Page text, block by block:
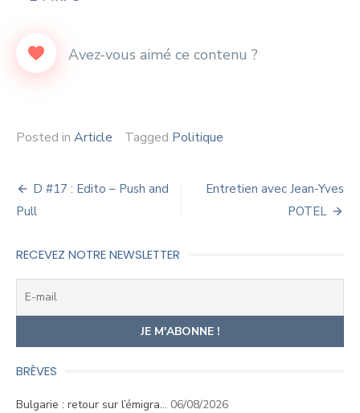
Posted in Article Tagged Politique
Navigation
de
l’article
D #17 : Edito – Push and
Pull
Entretien avec Jean-Yves
POTEL
RECEVEZ NOTRE NEWSLETTER
BRÈVES
Bulgarie : retour sur l’émigra… 06/08/2026